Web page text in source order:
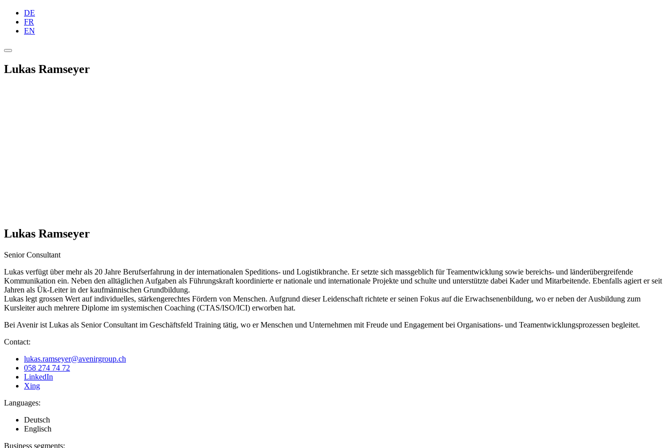
DE
FR
EN
Lukas Ramseyer
Lukas Ramseyer
Senior Consultant
Lukas verfügt über mehr als 20 Jahre Berufserfahrung in der internationalen Speditions- und Logistikbranche. Er setzte sich massgeblich für Teamentwicklung sowie bereichs- und länderübergreifende
Kommunikation ein. Neben den alltäglichen Aufgaben als Führungskraft koordinierte er nationale und internationale Projekte und schulte und unterstützte dabei Kader und Mitarbeitende. Ebenfalls agiert er seit
Jahren als Ük-Leiter in der kaufmännischen Grundbildung.
Lukas legt grossen Wert auf individuelles, stärkengerechtes Fördern von Menschen. Aufgrund dieser Leidenschaft richtete er seinen Fokus auf die Erwachsenenbildung, wo er neben der Ausbildung zum
Kursleiter auch mehrere Diplome im systemischen Coaching (CTAS/ISO/ICI) erworben hat.
Bei Avenir ist Lukas als Senior Consultant im Geschäftsfeld Training tätig, wo er Menschen und Unternehmen mit Freude und Engagement bei Organisations- und Teamentwicklungsprozessen begleitet.
Contact:
lukas.ramseyer@avenirgroup.ch
058 274 74 72
LinkedIn
Xing
Languages:
Deutsch
Englisch
Business segments: